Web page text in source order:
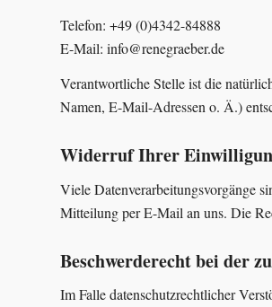
Telefon: +49 (0)4342-84888
E-Mail: info@renegraeber.de
Verantwortliche Stelle ist die
Namen, E-Mail-Adressen o. Ä.)
Widerruf Ihrer
Viele Datenverarbeitungsvorgänge
Mitteilung per E-Mail an uns. Die
Beschwerderecht bei der
Im Falle datenschutzrechtlicher